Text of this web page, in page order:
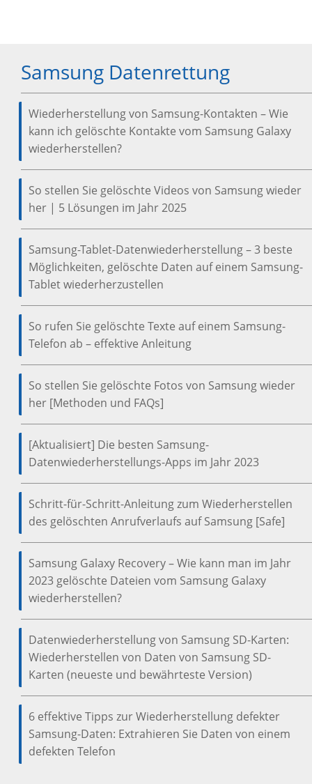
Samsung Datenrettung
Wiederherstellung von Samsung-Kontakten – Wie
kann ich gelöschte Kontakte vom Samsung Galaxy
wiederherstellen?
So stellen Sie gelöschte Videos von Samsung wieder
her | 5 Lösungen im Jahr 2025
Samsung-Tablet-Datenwiederherstellung – 3 beste
Möglichkeiten, gelöschte Daten auf einem Samsung-
Tablet wiederherzustellen
So rufen Sie gelöschte Texte auf einem Samsung-
Telefon ab – effektive Anleitung
So stellen Sie gelöschte Fotos von Samsung wieder
her [Methoden und FAQs]
[Aktualisiert] Die besten Samsung-
Datenwiederherstellungs-Apps im Jahr 2023
Schritt-für-Schritt-Anleitung zum Wiederherstellen
des gelöschten Anrufverlaufs auf Samsung [Safe]
Samsung Galaxy Recovery – Wie kann man im Jahr
2023 gelöschte Dateien vom Samsung Galaxy
wiederherstellen?
Datenwiederherstellung von Samsung SD-Karten:
Wiederherstellen von Daten von Samsung SD-
Karten (neueste und bewährteste Version)
6 effektive Tipps zur Wiederherstellung defekter
Samsung-Daten: Extrahieren Sie Daten von einem
defekten Telefon